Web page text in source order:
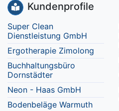
Kundenprofile
Super Clean
Dienstleistung GmbH
Ergotherapie Zimolong
Buchhaltungsbüro
Dornstädter
Neon - Haas GmbH
Bodenbeläge Warmuth